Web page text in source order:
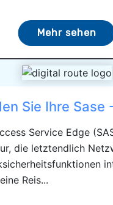
Mehr sehen
Sie Ihre Sase
Service Edge
die letztendlich
Reis...